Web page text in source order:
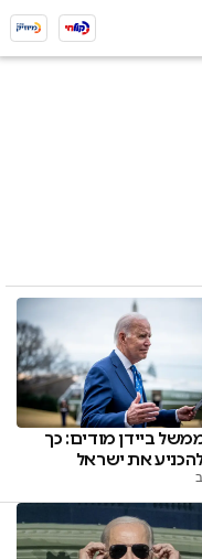
ביידן מודים: כך
להכניע את ישראל